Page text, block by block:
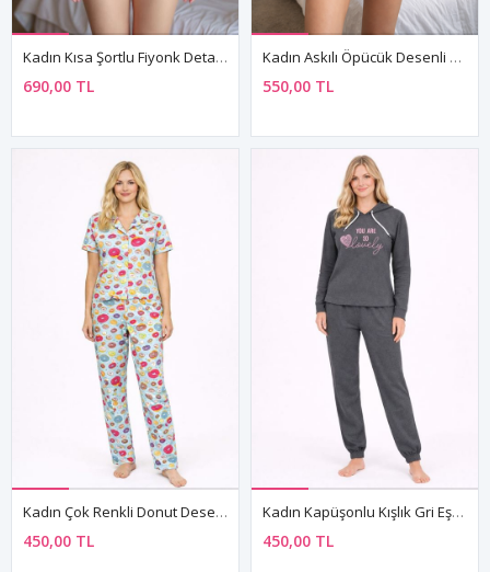
Kadın Kısa Şortlu Fiyonk Detaylı Çilekli Büstiyer Mini Pembe Pijama Takım
690,00 TL
Kadın Askılı Öpücük Desenli Siyah Mini Gecelik Elbise
550,00 TL
Kadın Çok Renkli Donut Desenli Kısa Kollu Yazlık Pijama Takımı
450,00 TL
Kadın Kapüşonlu Kışlık Gri Eşofman Pijama Takımı
450,00 TL